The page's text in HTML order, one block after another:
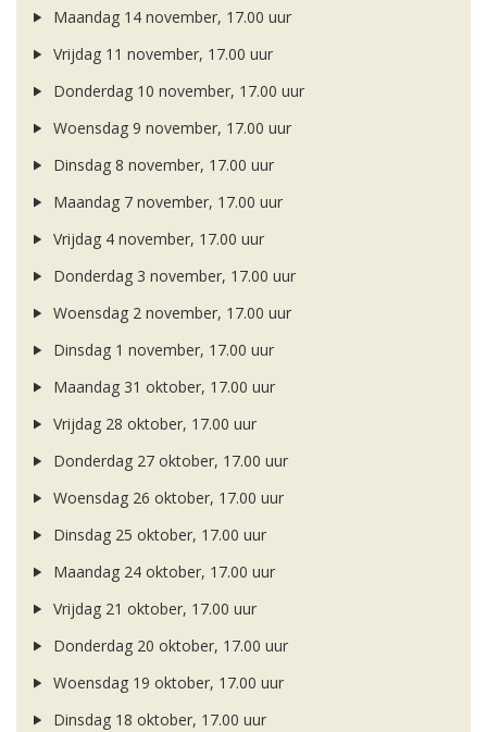
Maandag 14 november, 17.00 uur
Vrijdag 11 november, 17.00 uur
Donderdag 10 november, 17.00 uur
Woensdag 9 november, 17.00 uur
Dinsdag 8 november, 17.00 uur
Maandag 7 november, 17.00 uur
Vrijdag 4 november, 17.00 uur
Donderdag 3 november, 17.00 uur
Woensdag 2 november, 17.00 uur
Dinsdag 1 november, 17.00 uur
Maandag 31 oktober, 17.00 uur
Vrijdag 28 oktober, 17.00 uur
Donderdag 27 oktober, 17.00 uur
Woensdag 26 oktober, 17.00 uur
Dinsdag 25 oktober, 17.00 uur
Maandag 24 oktober, 17.00 uur
Vrijdag 21 oktober, 17.00 uur
Donderdag 20 oktober, 17.00 uur
Woensdag 19 oktober, 17.00 uur
Dinsdag 18 oktober, 17.00 uur